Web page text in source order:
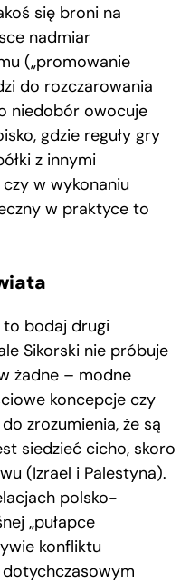
się broni na
nadmiar
(„promowanie
do rozczarowania
niedobór owocuje
gdzie reguły gry
z innymi
w wykonaniu
w praktyce to
to bodaj drugi
Sikorski nie próbuje
żadne – modne
koncepcje czy
zrozumienia, że są
siedzieć cicho, skoro
(Izrael i Palestyna).
polsko-
„pułapce
konfliktu